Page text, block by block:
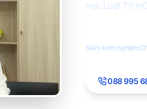
học Luật
Năm kinh nghiệm
088 995